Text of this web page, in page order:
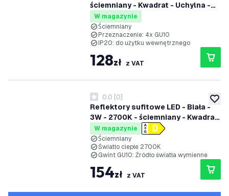
ściemniany - Kwadrat - Uchylna -
żarówka GU10 - Natynkowa
W magazynie
Ściemniany
Przeznaczenie: 4x GU10
IP20: do użytku wewnętrznego
128zł z VAT
Reflektory sufitowe LED - Biała -
3W - 2700K - ściemniany - Kwadrat
- Uchylna
0 Gwiazdki oceny
0.0 [0]
W magazynie
Ściemniany
Światło ciepłe 2700K
Gwint GU10: Źródło światła wymienne
154zł z VAT